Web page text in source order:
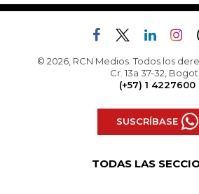
© 2026, RCN Medios. Todos los
Cr. 13a 37-32,
(+57) 1 4227600
SUSCRÍBASE
TODAS LAS